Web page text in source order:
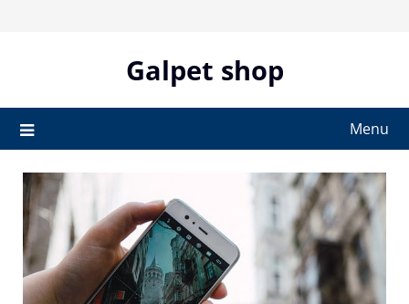
Galpet shop
Menu